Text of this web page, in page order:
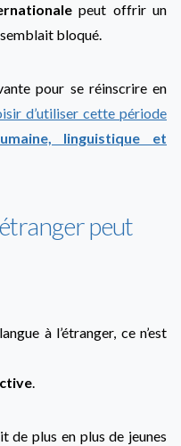
peut offrir un
bloqué.
pour se réinscrire en
d’utiliser cette période
linguistique et
peut
à l’étranger, ce n’est
.
de plus en plus de jeunes